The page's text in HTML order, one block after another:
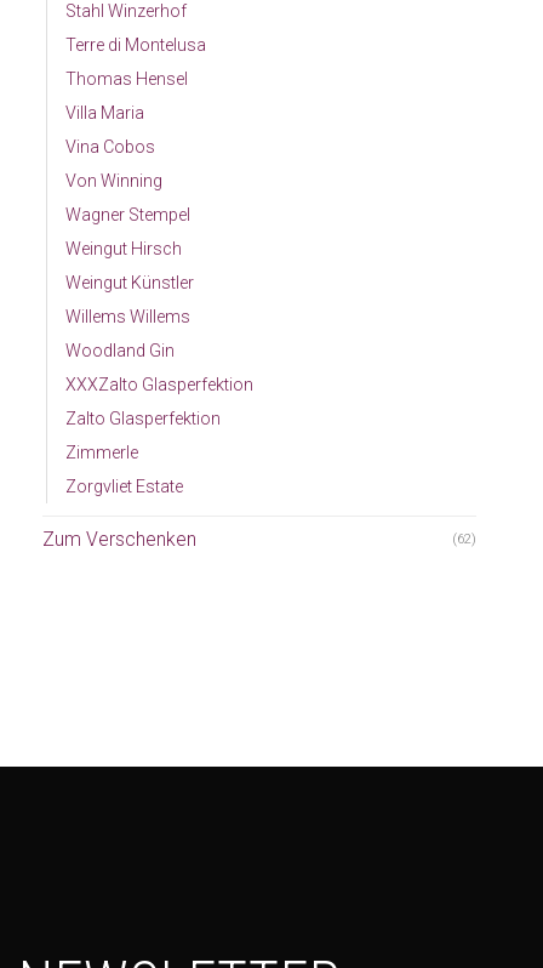
Stahl Winzerhof
Terre di Montelusa
Thomas Hensel
Villa Maria
Vina Cobos
Von Winning
Wagner Stempel
Weingut Hirsch
Weingut Künstler
Willems Willems
Woodland Gin
XXXZalto Glasperfektion
Zalto Glasperfektion
Zimmerle
Zorgvliet Estate
Zum Verschenken (62)